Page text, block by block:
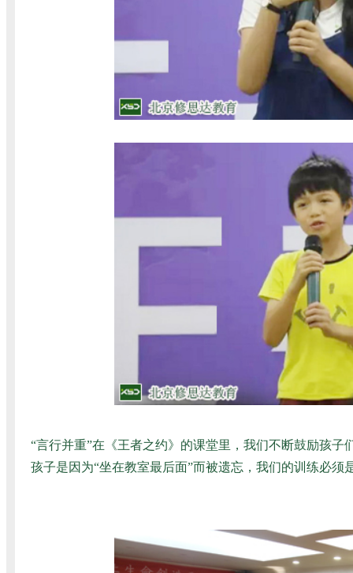
“言行并重”在《王者之约》的课堂里，我们不断鼓励孩子
孩子是因为“坐在教室最后面”而被遗忘，我们的训练必须